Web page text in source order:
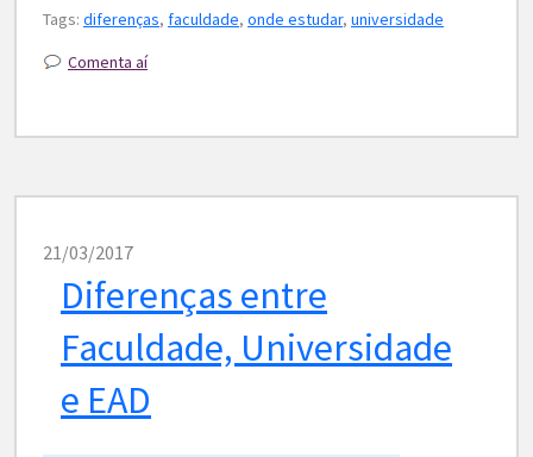
Tags: diferenças, faculdade, onde estudar, universidade
Comenta aí
21/03/2017
Diferenças entre
Faculdade, Universidade
e EAD